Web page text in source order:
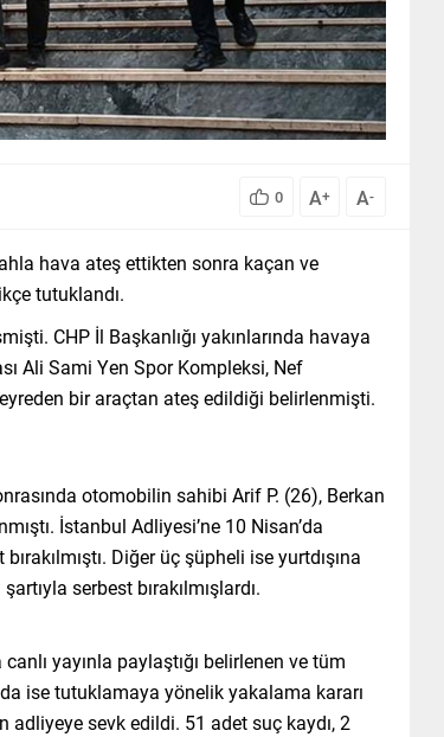
0 A+ A-
hava ateş ettikten sonra kaçan ve
tutuklandı.
CHP İl Başkanlığı yakınlarında havaya
Ali Sami Yen Spor Kompleksi, Nef
bir araçtan ateş edildiği belirlenmişti.
otomobilin sahibi Arif P. (26), Berkan
İstanbul Adliyesi’ne 10 Nisan’da
Diğer üç şüpheli ise yurtdışına
serbest bırakılmışlardı.
yayınla paylaştığı belirlenen ve tüm
ise tutuklamaya yönelik yakalama kararı
adliyeye sevk edildi. 51 adet suç kaydı, 2